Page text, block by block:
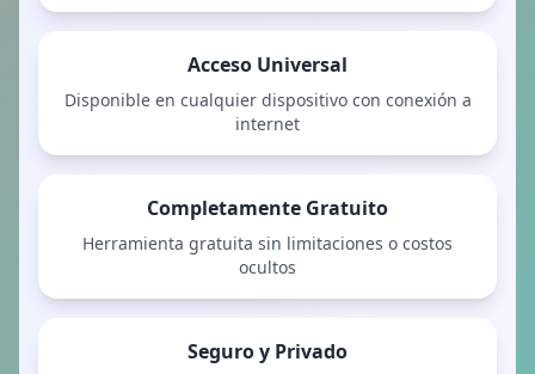
Acceso Universal
Disponible en cualquier dispositivo con conexión a
internet
Completamente Gratuito
Herramienta gratuita sin limitaciones o costos
ocultos
Seguro y Privado